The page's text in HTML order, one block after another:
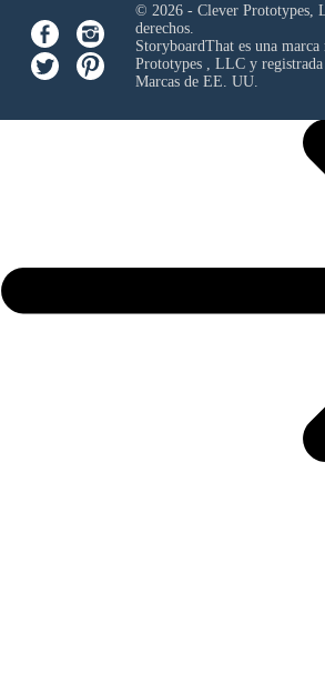
© 2026 - Clever Prototypes,
derechos.
StoryboardThat es una marca
Prototypes , LLCy registrada
Marcas de EE. UU.